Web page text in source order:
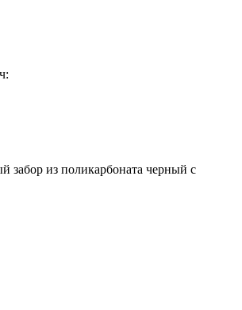
забор из поликарбоната черный с